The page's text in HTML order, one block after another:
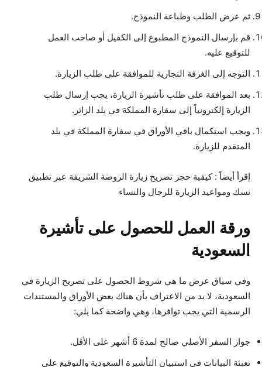
ثم عرض الطلب وطباعة النموذج.
قم بإرسال النموذج المطبوع إلى الكفيل أو صاحب العمل
للتوقيع عليه.
التوجه إلى الغرفة التجارية للموافقة على طلب الزيارة.
بعد الموافقة على طلب تأشيرة الزيارة، يجب إرسال طلب
الزيارة إلكترونياً إلى سفارة المملكة في بلد الزائر.
ويجب استكمال باقي الأوراق في سفارة المملكة في بلد
المتقدم للزيارة.
إقرأ أيضاً : كيفية حجز تصريح زيارة الروضة الشريفة عبر تطبيق
نسك ومواعيد الزيارة للرجال والنساء
ورقة العمل للحصول على تأشيرة
السعودية
وفي سياق عرض ما هي شروط الحصول على تصريح الزيارة في
السعودية، لا بد من الاعتراف بأن هناك بعض الأوراق والمستندات
الرسمية التي يجب توافرها، وهي واضحة كما يلي:
جواز السفر الأصلي صالح لمدة 6 أشهر على الأقل.
تعبئة البيانات في استبيان التأشيرة السعودية والتوقيع على